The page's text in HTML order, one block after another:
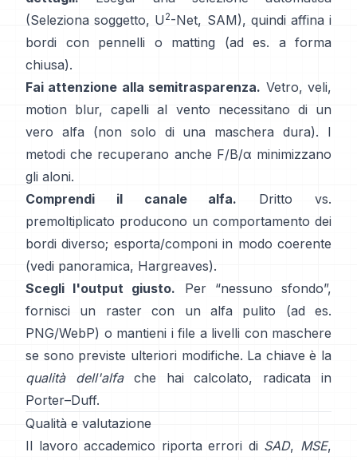
(Seleziona soggetto, U 2-Net, SAM), quindi affina i
bordi con pennelli o matting (ad es.
a forma
chiusa).
Fai attenzione alla semitrasparenza. Vetro, veli,
motion blur, capelli al vento necessitano di un
vero alfa (non solo di una maschera dura). I
metodi che recuperano anche F/B/α minimizzano
gli aloni.
Comprendi il canale alfa.
Dritto vs.
premoltiplicato producono un comportamento dei
bordi diverso; esporta/componi in modo coerente
(vedi panoramica, Hargreaves).
Scegli l'output giusto. Per “nessuno sfondo”,
fornisci un raster con un alfa pulito (ad es.
PNG/WebP) o mantieni i file a livelli con maschere
se sono previste ulteriori modifiche. La chiave è la
qualità dell'alfache hai calcolato, radicata in
Porter–Duff.
Qualità e valutazione
Il lavoro accademico riporta errori di SAD, MSE,